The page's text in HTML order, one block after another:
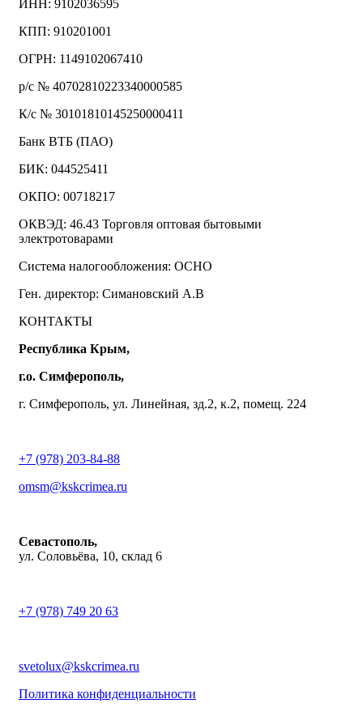
ИНН: 9102036595
КПП: 910201001
ОГРН: 1149102067410
р/с № 40702810223340000585
К/с № 30101810145250000411
Банк ВТБ (ПАО)
БИК: 044525411
ОКПО: 00718217
ОКВЭД: 46.43 Торговля оптовая бытовыми
электротоварами
Система налогообложения: ОСНО
Ген. директор: Симановский А.В
КОНТАКТЫ
Республика Крым,
г.о. Симферополь,
г. Симферополь, ул. Линейная, зд.2, к.2, помещ. 224
+7 (978) 203-84-88
omsm@kskcrimea.ru
Севастополь,
ул. Соловьёва, 10, склад 6
+7 (978) 749 20 63
svetolux@kskcrimea.ru
Политика конфиденциальности